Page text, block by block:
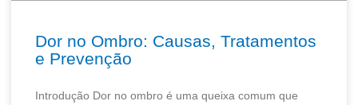
Dor no Ombro: Causas, Tratamentos
e Prevenção
Introdução Dor no ombro é uma queixa comum que